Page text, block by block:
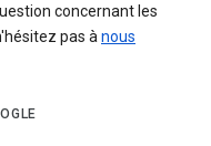
concernant les
pas ànous